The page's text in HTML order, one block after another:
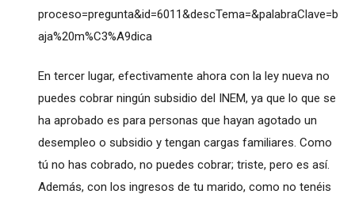
proceso=pregunta&id=6011&descTema=&palabraClave=b
aja%20m%C3%A9dica
En tercer lugar, efectivamente ahora con la ley nueva no
puedes cobrar ningún subsidio del INEM, ya que lo que se
ha aprobado es para personas que hayan agotado un
desempleo o subsidio y tengan cargas familiares. Como
tú no has cobrado, no puedes cobrar; triste, pero es así.
Además, con los ingresos de tu marido, como no tenéis